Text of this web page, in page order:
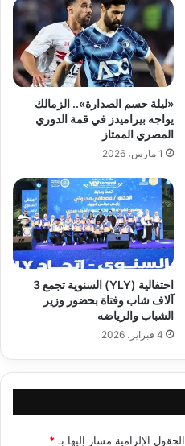
«ليلة حسم الصدارة».. الزمالك
يواجه بيراميدز في قمة الدوري
المصري الممتاز
1 مارس، 2026
احتفالية (YLY) السنوية تجمع 3
آلاف شاب وفتاة بحضور وزير
الشباب والرياضه
4 فبراير، 2026
الحقول الإلزامية مشار إليها بـ *